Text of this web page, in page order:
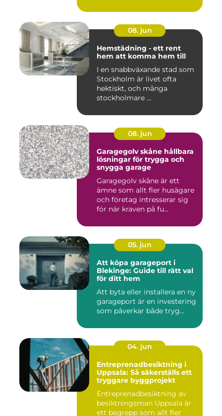
08. jun
Hemstädning - ett rent
hem att komma hem till
I en snabbväxande stad som
Stockholm är livet ofta
hektiskt, och många
stockholmare ...
08. jun
Garagegolv skåne hållbara
lösningar för trygga och
snygga garage
Garagegolv skåne är ett
ämne som allt fler husägare
och företag intresserar sig
för när kraven på fu...
05. jun
Att köpa garageport i
Blekinge: Guide till rätt val
för ditt hem
Att byta eller installera en ny
garageport är en investering
som påverkar både tryg...
04. jun
Entreprenadbesiktning i
Uppsala: Så säkerställs ett
tryggare byggprojekt
Entreprenadbesiktning av
besiktningsman Uppsala är
ett begrepp som allt fler